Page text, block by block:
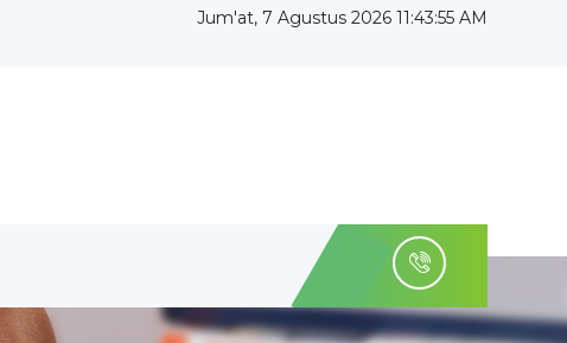
Jum'at, 7 Agustus 2026 11:43:56 AM